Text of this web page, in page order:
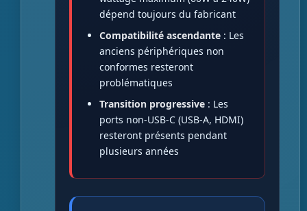
dépend toujours du fabricant
Compatibilité ascendante : Les
anciens périphériques non
conformes resteront
problématiques
Transition progressive : Les
ports non-USB-C (USB-A, HDMI)
resteront présents pendant
plusieurs années